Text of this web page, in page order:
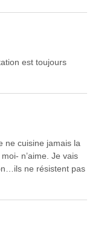
est toujours
ne cuisine jamais la
n’aime. Je vais
ne résistent pas